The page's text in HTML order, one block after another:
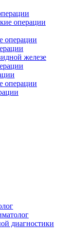
операции
операции
железе
операции
диагностики